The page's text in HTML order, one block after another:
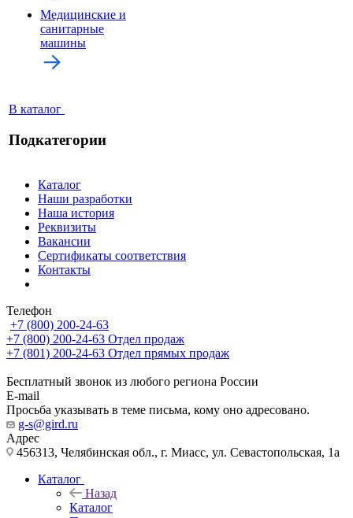
Медицинские и
санитарные
машины
В каталог
Подкатегории
Каталог
Наши разработки
Наша история
Реквизиты
Вакансии
Сертификаты соответствия
Контакты
Телефон
+7 (800) 200-24-63
+7 (800) 200-24-63 Отдел продаж
+7 (801) 200-24-63 Отдел прямых продаж
Бесплатный звонок из любого региона России
E-mail
Просьба указывать в теме письма, кому оно адресовано.
g-s@gird.ru
Адрес
456313, Челябинская обл., г. Миасс, ул. Севастопольская, 1а
Каталог
Назад
Каталог